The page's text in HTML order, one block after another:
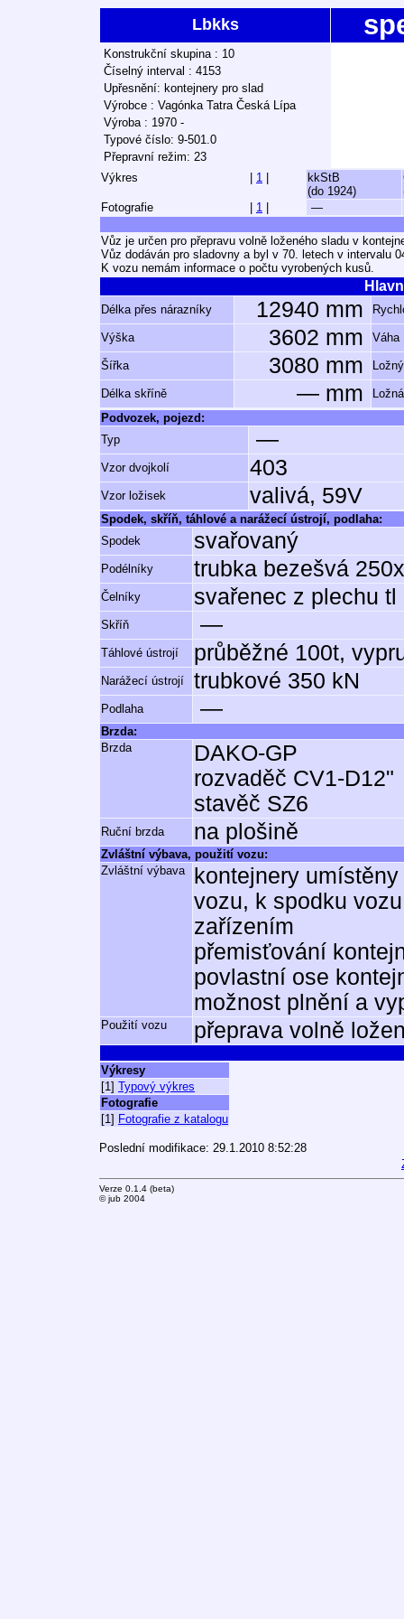
Lbkks
Konstrukční skupina : 10
Číselný interval : 4153
Upřesnění: kontejnery pro slad
Výrobce : Vagónka Tatra Česká Lípa
Výroba : 1970 -
Typové číslo: 9-501.0
Přepravní režim: 23
Výkres
1
kkStB
(do 1924)
Fotografie
1 —
Vůz je určen pro přepravu volně loženého sladu v
Vůz dodáván pro sladovny a byl v 70. letech v intervalu
K vozu nemám informace o počtu vyrobených kusů.
Délka přes nárazníky 12940 mm
Výška 3602 mm Váha
Šířka 3080 mm
Délka skříně — mm
Podvozek, pojezd:
Typ
—
Vzor dvojkolí 403
Vzor ložisek valivá, 59V
Spodek, skříň, táhlové a narážecí ústrojí, podlaha:
Spodek
svařovaný
Podélníky trubka bezešvá
Čelníky svařenec z plechu tl
Skříň —
Táhlové ústrojí průběžné 100t,
Narážecí ústrojí trubkové 350 kN
Podlaha —
Brzda:
Brzda
DAKO-GP
rozvaděč CV1-D12"
stavěč SZ6
Ruční brzda na plošině
Zvláštní výbava, použití vozu:
Zvláštní výbava
kontejnery
vozu, k spodku
zařízením
přemisťování
povlastní ose
možnost plnění a
Použití vozu přeprava volně
Výkresy
[1] Typový výkres
Fotografie
[1] Fotografie z katalogu
Poslední modifikace: 29.1.2010 8:52:28
Verze 0.1.4 (beta)
© jub 2004